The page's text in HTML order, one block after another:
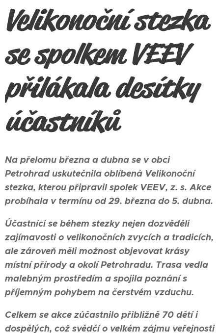
Velikonoční stezka
se spolkem VEEV
přilákala desítky
účastníků
Na přelomu března a dubna se v obci
Petrohrad uskutečnila oblíbená Velikonoční
stezka, kterou připravil spolek VEEV, z. s. Akce
probíhala v termínu od 29. března do 5. dubna.
Účastníci se během stezky nejen dozvěděli
zajímavosti o velikonočních zvycích a tradicích,
ale zároveň měli možnost objevovat krásy
místní přírody a okolí Petrohradu. Trasa vedla
malebným prostředím a spojila poznání s
příjemným pohybem na čerstvém vzduchu.
Celkem se akce zúčastnilo přibližně 70 dětí i
dospělých, což svědčí o velkém zájmu veřejnosti